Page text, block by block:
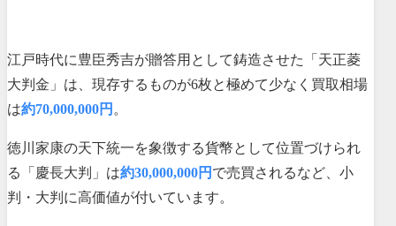
江戸時代に豊臣秀吉が贈答用として鋳造させた「天正菱
大判金」は、現存するものが6枚と極めて少なく買取相場
は約70,000,000円 。
徳川家康の天下統一を象徴する貨幣として位置づけられ
る「慶長大判」は約30,000,000円 で売買されるなど、小
判・大判に高価値が付いています。